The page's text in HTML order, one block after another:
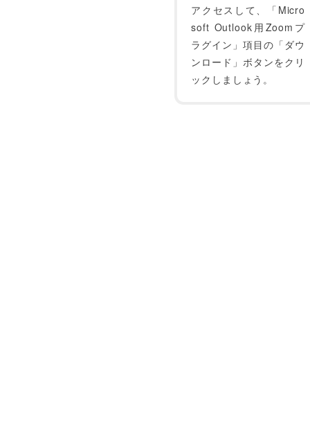
アクセスして、「Micro
soft Outlook用Zoomプ
ラグイン」項目の「ダウ
ンロード」ボタンをクリ
ックしましょう。